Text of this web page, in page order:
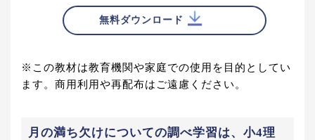
無料ダウンロード
※この教材は教育機関や家庭での使用を目的としてい
ます。商用利用や再配布はご遠慮ください。
月の満ち欠けについての調べ学習は、小4理